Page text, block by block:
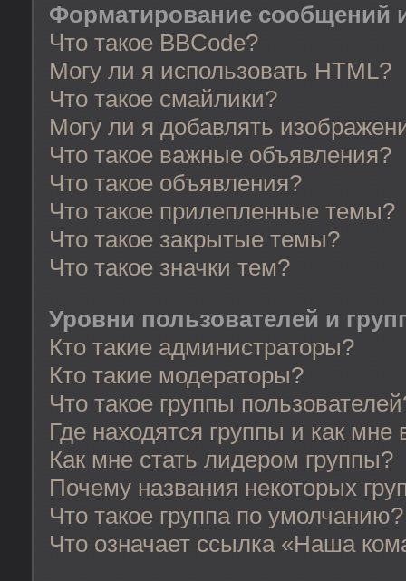
Форматирование сообщений
Что такое BBCode?
Могу ли я использовать HTML?
Что такое смайлики?
Могу ли я добавлять
Что такое важные объявления?
Что такое объявления?
Что такое прилепленные темы?
Что такое закрытые темы?
Что такое значки тем?
Уровни пользователей и
Кто такие администраторы?
Кто такие модераторы?
Что такое группы
Где находятся группы и как мне
Как мне стать лидером группы?
Почему названия некоторых
Что такое группа по умолчанию?
Что означает ссылка «Наша